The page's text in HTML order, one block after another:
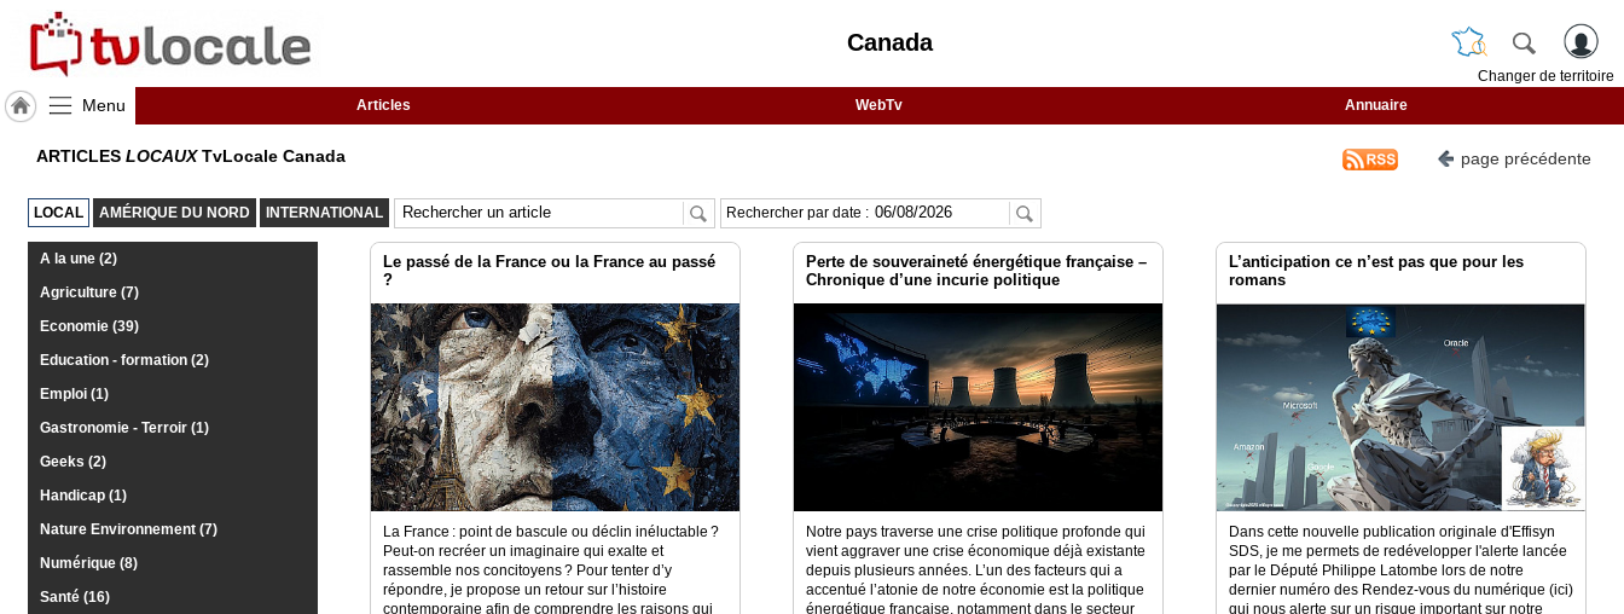
Canada
Changer de territoire
Menu Articles WebTv Annuaire
J'adhère
ACCUEIL
Canada
France
Gazette
Vidéos
ARTICLES LOCAUXTvLocale Canada page précédente
LOCAL AMÉRIQUE DU NORD INTERNATIONAL Rechercher par date :
A la une (2)
Agriculture (7)
Economie (39)
Education - formation (2)
Emploi (1)
Gastronomie - Terroir (1)
Geeks (2)
Handicap (1)
Nature Environnement (7)
Numérique (8)
Santé (16)
Le passé de la France ou la France au passé
?
La France : point de bascule ou déclin inéluctable ?
Peut‑on recréer un imaginaire qui exalte et
rassemble nos concitoyens ? Pour tenter d’y
répondre, je propose un retour sur l’histoire
contemporaine afin de comprendre les raisons qui
Perte de souveraineté énergétique française –
Chronique d’une incurie politique
Notre pays traverse une crise politique profonde qui
vient aggraver une crise économique déjà existante
depuis plusieurs années. L’un des facteurs qui a
accentué l’atonie de notre économie est la politique
énergétique française, notamment dans le secteur
L’anticipation ce n’est pas que pour les
romans
Dans cette nouvelle publication originale d'Effisyn
SDS, je me permets de redévelopper l'alerte lancée
par le Député Philippe Latombe lors de notre
dernier numéro des Rendez-vous du numérique (ici)
qui nous alerte sur un risque important sur notre